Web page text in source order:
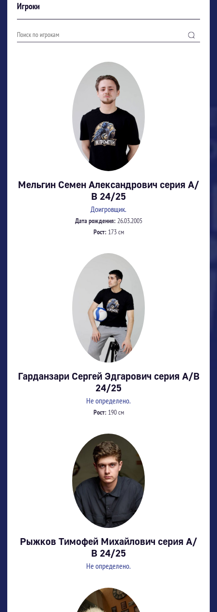
Игроки
Мельгин Семен Александрович серия А/
В 24/25
Доигровщик.
Дата рождения: 26.03.2005
Рост: 173 см
Гарданзари Сергей Эдгарович серия А/В
24/25
Не определено.
Рост: 190 см
Рыжков Тимофей Михайлович серия А/
В 24/25
Не определено.